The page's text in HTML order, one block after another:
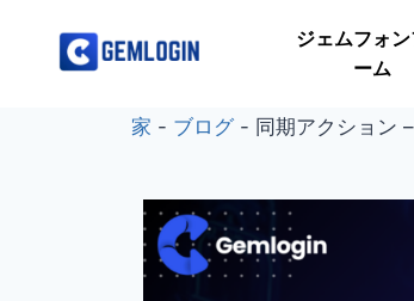
ジェムフォ
ーム
家 - ブログ - 同期アクション